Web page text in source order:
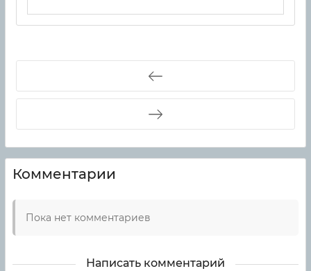
Комментарии
Пока нет комментариев
Написать комментарий